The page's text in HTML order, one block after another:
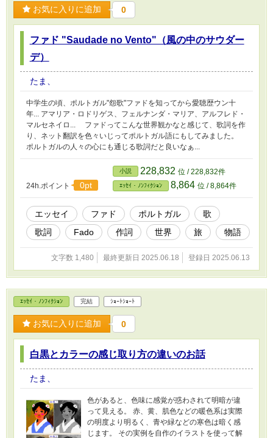
お気に入りに追加 0
ファド "Saudade no Vento"（風の中のサウダー
デ）
たま、
中学生の頃、ポルトガル"怨歌"ファドを知ってから愛聴歴ウン十
年... アマリア・ロドリゲス、フェルナンダ・マリア、アルフレド・
マルセネイロ... ファドってこんな世界観かなと感じて、歌詞を作
り、ネット翻訳を色々いじってポルトガル語にもしてみました。
ポルトガルの人々の心にも通じる歌詞だと良いなぁ...
24h.ポイント 0pt
小説 228,832 位 / 228,832件
ｴｯｾｲ・ﾉﾝﾌｨｸｼｮﾝ 8,864 位 / 8,864件
エッセイ ファド ポルトガル
歌
歌詞
Fado 作詞 世界 旅 物語
文字数 1,480 最終更新日 2025.06.18 登録日 2025.06.13
ｴｯｾｲ・ﾉﾝﾌｨｸｼｮﾝ 完結 ｼｮｰﾄｼｮｰﾄ
お気に入りに追加 0
白黒とカラーの感じ取り方の違いのお話
たま、
色があると、色味に感覚が惑わされて明暗が違
って見える。 赤、黄、肌色などの暖色系は実際
の明度より明るく、青や緑などの寒色は暗く感
じます。 その実例を自作のイラストを使って解